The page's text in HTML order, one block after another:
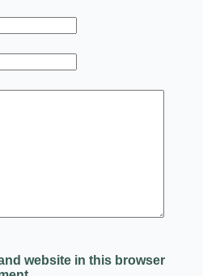
website in this browser